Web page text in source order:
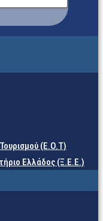
(Ε.Ο.Τ)
Ελλάδος (Ξ.Ε.Ε.)